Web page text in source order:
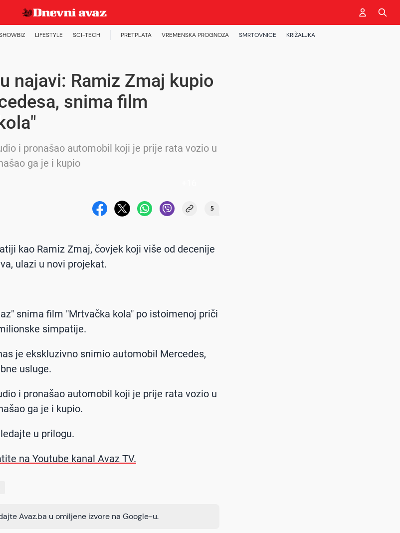
LIFESTYLE SCI-TECH PRETPLATA VREMENSKA PROGNOZA SMRTOVNICE KRIŽALJKA
najavi: Ramiz Zmaj kupio
snima film
i pronašao automobil koji je prije rata vozio u
ga je i kupio
5
kao Ramiz Zmaj, čovjek koji više od decenije
ulazi u novi projekat.
snima film "Mrtvačka kola" po istoimenoj priči
simpatije.
je ekskluzivno snimio automobil Mercedes,
usluge.
i pronašao automobil koji je prije rata vozio u
ga je i kupio.
u prilogu.
na Youtube kanal Avaz TV.
Avaz.ba u omiljene izvore na Google-u.